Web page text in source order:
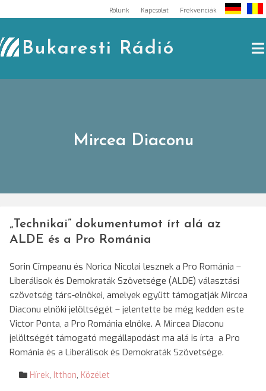
to
content
Rólunk Kapcsolat Frekvenciák
Bukaresti Rádió
Mircea Diaconu
„Technikai” dokumentumot írt alá az
ALDE és a Pro Románia
Sorin Cîmpeanu és Norica Nicolai lesznek a Pro Románia –
Liberálisok és Demokraták Szövetsége (ALDE) választási
szövetség társ-elnökei, amelyek együtt támogatják Mircea
Diaconu elnöki jelöltségét – jelentette be még kedden este
Victor Ponta, a Pro Románia elnöke. A Mircea Diaconu
jelöltségét támogató megállapodást ma alá is írta a Pro
Románia és a Liberálisok és Demokraták Szövetsége.
Hírek, Itthon, Közélet